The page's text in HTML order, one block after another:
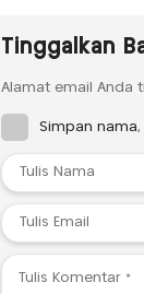
Tinggalkan
Alamat email Anda
Simpan